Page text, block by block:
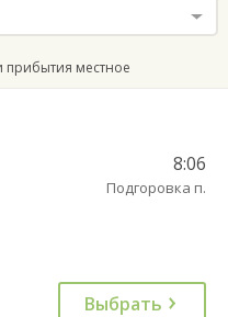
прибытия местное
8:06
Подгоровка п.
Выбрать